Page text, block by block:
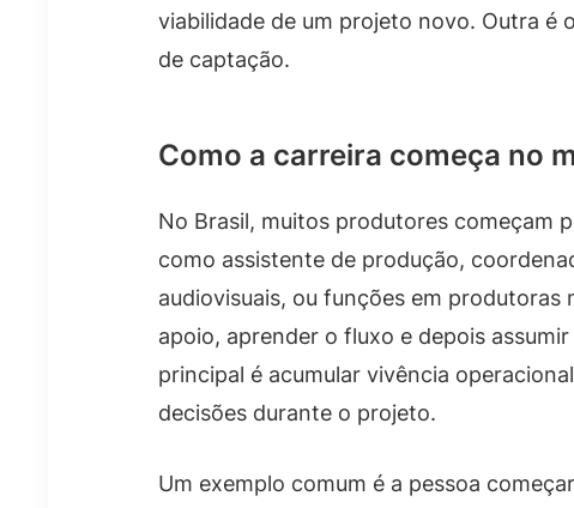
viabilidade de um projeto novo. Outra é
de captação.
Como a carreira começa no
No Brasil, muitos produtores começam
como assistente de produção,
audiovisuais, ou funções em
apoio, aprender o fluxo e depois
principal é acumular vivência
decisões durante o projeto.
Um exemplo comum é a pessoa